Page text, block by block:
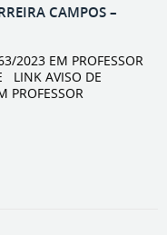
CAMPOS –
2023 EM PROFESSOR
LINK AVISO DE
PROFESSOR